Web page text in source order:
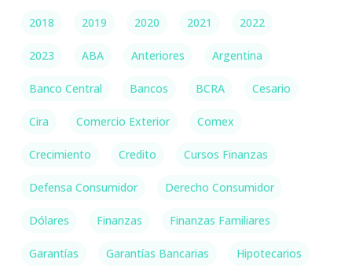
2018 2019 2020 2021 2022
2023 ABA Anteriores Argentina
Banco Central Bancos BCRA Cesario
Cira Comercio Exterior Comex
Crecimiento Credito Cursos Finanzas
Defensa Consumidor Derecho Consumidor
Dólares Finanzas Finanzas Familiares
Garantías Garantías Bancarias Hipotecarios